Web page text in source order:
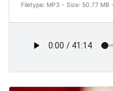
Filetype: MP3 - Size: 50.77 MB